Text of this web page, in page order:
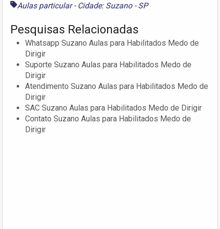
Aulas particular - Cidade: Suzano - SP
Pesquisas Relacionadas
Whatsapp Suzano Aulas para Habilitados Medo de
Dirigir
Suporte Suzano Aulas para Habilitados Medo de
Dirigir
Atendimento Suzano Aulas para Habilitados Medo de
Dirigir
SAC Suzano Aulas para Habilitados Medo de Dirigir
Contato Suzano Aulas para Habilitados Medo de
Dirigir